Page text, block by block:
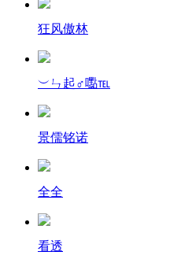
狂风傲林
︶ㄣ起♂嚸℡
景儒铭诺
全全
看透